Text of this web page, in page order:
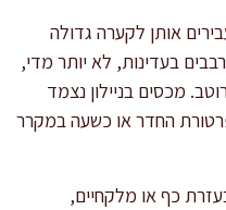
אותן לקערה גדולה
בעדינות, לא יותר מדי,
מכסים בניילון נצמד
דקות בטמפרטורת החדר או כשעה במקרר
כף או מלקחיים,